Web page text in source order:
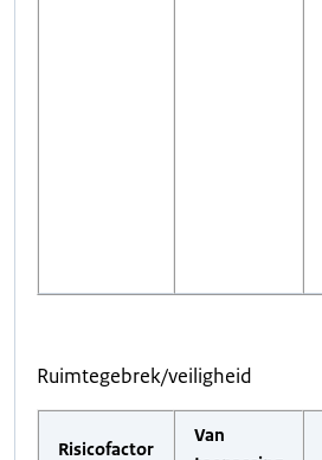
Ruimtegebrek/veiligheid
Risicofactor
Van